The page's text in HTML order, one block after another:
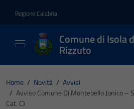
Regione Calabria
Comune di Isola
Rizzuto
Home / Novità / Avvisi
/ Avviso Comune Di Montebello Jonico –
Cat. C)